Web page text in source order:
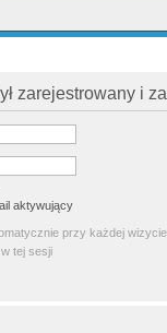
zarejestrowany i
aktywujący
przy każdej wizycie
tej sesji